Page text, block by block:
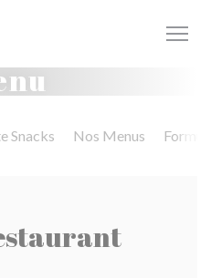
Snacks Nos Menus